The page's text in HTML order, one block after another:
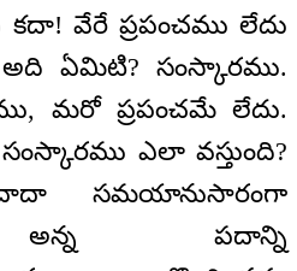
కదా! వేరే ప్రపంచము లేదు
ఏమిటి? సంస్కారము.
మరో ప్రపంచమే లేదు.
ఎలా వస్తుంది?
సమయానుసారంగా
అన్న పదాన్ని